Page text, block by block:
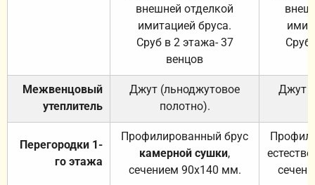
внешней отделкой
имитацией бруса.
Сруб в 2 этажа- 37
венцов
Сруб
Межвенцовый
утеплитель
Джут (льноджутовое
полотно).
Джут
Перегородки 1-
го этажа
Профилированный брус
камерной сушки,
сечением 90х140 мм.